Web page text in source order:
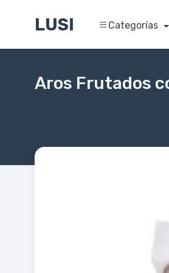
LUSI Categorías
Aros Frutados